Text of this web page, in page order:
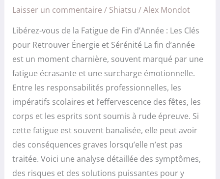
Laisser un commentaire / Shiatsu /Alex Mondot
Libérez-vous de la Fatigue de Fin d’Année : Les Clés
pour Retrouver Énergie et Sérénité La fin d’année
est un moment charnière, souvent marqué par une
fatigue écrasante et une surcharge émotionnelle.
Entre les responsabilités professionnelles, les
impératifs scolaires et l’effervescence des fêtes, les
corps et les esprits sont soumis à rude épreuve. Si
cette fatigue est souvent banalisée, elle peut avoir
des conséquences graves lorsqu’elle n’est pas
traitée. Voici une analyse détaillée des symptômes,
des risques et des solutions puissantes pour y